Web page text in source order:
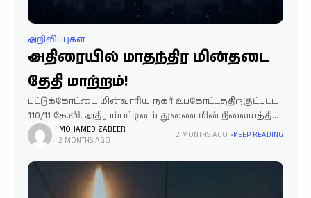
அறிவிப்புகள்
அதிரையில் மாதந்திர மின்தடை
தேதி மாற்றம்!
பட்டுக்கோட்டை மின்வாரிய நகர் உபகோட்டத்திற்குட்பட்ட
110/11 கே.வி. அதிராம்பட்டினம் துணை மின் நிலையத்தில்
மாதாந்திர பராமரிப்பு பணிகள் மேற்கொள்ளப்பட
உள்ளன. முன்னதாக நாளை 23-06-2026 அன்று மின்
நிறுத்தம் செய்யப்படும் என அறிவிக்கப்பட்டிருந்த
நிலையில், தற்போது சட்டமன்ற கூட்டத்தொடர்
நடைபெற்று வருவதால்,
MOHAMED ZABEER
2 MONTHS AGO
2 MONTHS AGO KEEP READING